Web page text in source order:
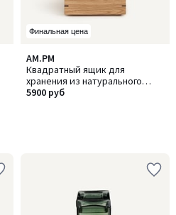
Финальная цена
AM.PM
Квадратный ящик для
хранения из натурального
массива дуба, HIBASHI /
5900 руб